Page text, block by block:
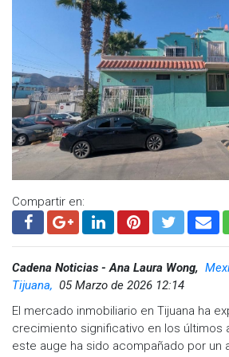
Boulevard Benito Juárez, donde
de cómputo, documentación diversa y
bajo resguardo ministerial.
Posteriormente, este día se ejecutó
predio localizado sobre la Avenida
Centro de Tijuana, con el objetivo de
para la investigación.
Compartir en:
Cadena Noticias - Ana Laura Wong,
Tijuana, 05 Marzo de 2026 12:14
El mercado inmobiliario en Tijuana ha
crecimiento significativo en los últimos
este auge ha sido acompañado por un